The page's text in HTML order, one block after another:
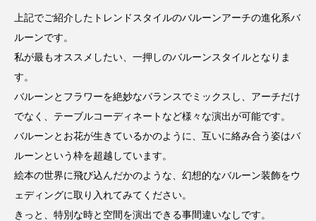
上記でご紹介したトレンドスタイルのバルーンアーチの進化系バ
ルーンです。
私が最もオススメしたい、一押しのバルーンスタイルとなりま
す。
バルーンとフラワーを絶妙なバランスでミックスし、アーチだけ
でなく、テーブルコーディネートなど様々な演出が可能です。
バルーンとお花が生きているかのように、互いに絡み合う姿はバ
ルーンという枠を超越しています。
絵本の世界に飛び込んだかのような、幻想的なバルーン装飾をウ
ェディングに取り入れてみてください。
きっと、特別な時と空間を演出できる事間違いなしです。